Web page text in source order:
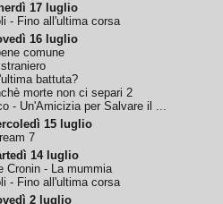
17 luglio
- Fino all'ultima corsa
16 luglio
comune
battuta?
morte non ci separi 2
- Un'Amicizia per Salvare il ...
15 luglio
7
14 luglio
Cronin - La mummia
- Fino all'ultima corsa
2 luglio